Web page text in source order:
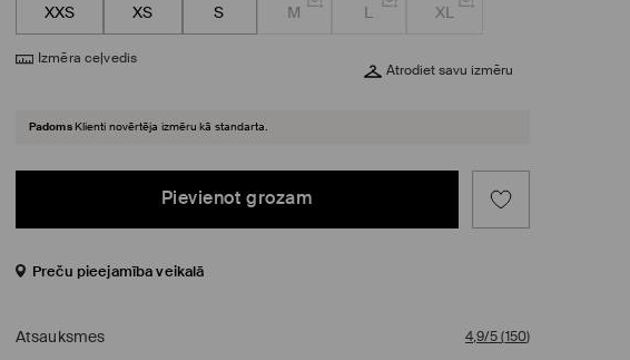
XXS XS S M L XL
Izmēra ceļvedis
Atrodiet savu izmēru
Padoms Klienti novērtēja izmēru kā standarta.
Pievienot grozam
Preču pieejamība veikalā
Atsauksmes 4,9/5(150)